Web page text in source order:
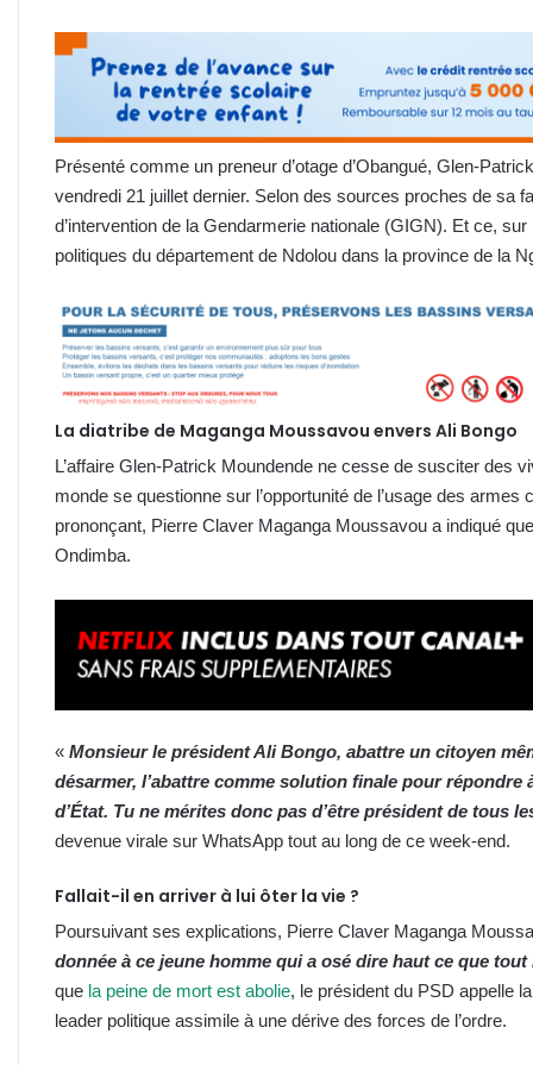
Présenté comme un preneur d’otage d’Obangué, Glen-
vendredi 21 juillet dernier. Selon des sources proches de sa
d’intervention de la Gendarmerie nationale (GIGN). Et ce,
politiques du département de Ndolou dans la province de la
La diatribe de Maganga Moussavou envers Ali Bongo
L’affaire Glen-Patrick Moundende ne cesse de susciter des
monde se questionne sur l’opportunité de l’usage des armes
prononçant, Pierre Claver Maganga Moussavou a indiqué
Ondimba.
« Monsieur le président Ali Bongo, abattre un citoyen
désarmer, l’abattre comme solution finale pour
d’État. Tu ne mérites donc pas d’être président de tous
devenue virale sur WhatsApp tout au long de ce week-end.
Fallait-il en arriver à lui ôter la vie ?
Poursuivant ses explications, Pierre Claver Maganga
donnée à ce jeune homme qui a osé dire haut ce que
que la peine de mort est abolie, le président du PSD appelle
leader politique assimile à une dérive des forces de l’ordre.